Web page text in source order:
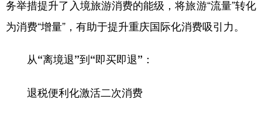
务举措提升了入境旅游消费的能级，将旅游“流量”转化
为消费“增量”，有助于提升重庆国际化消费吸引力。
从“离境退”到“即买即退”：
退税便利化激活二次消费